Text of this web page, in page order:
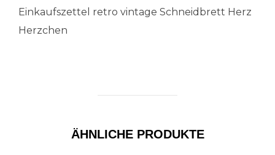
Einkaufszettel retro vintage Schneidbrett Herz
Herzchen
ÄHNLICHE PRODUKTE